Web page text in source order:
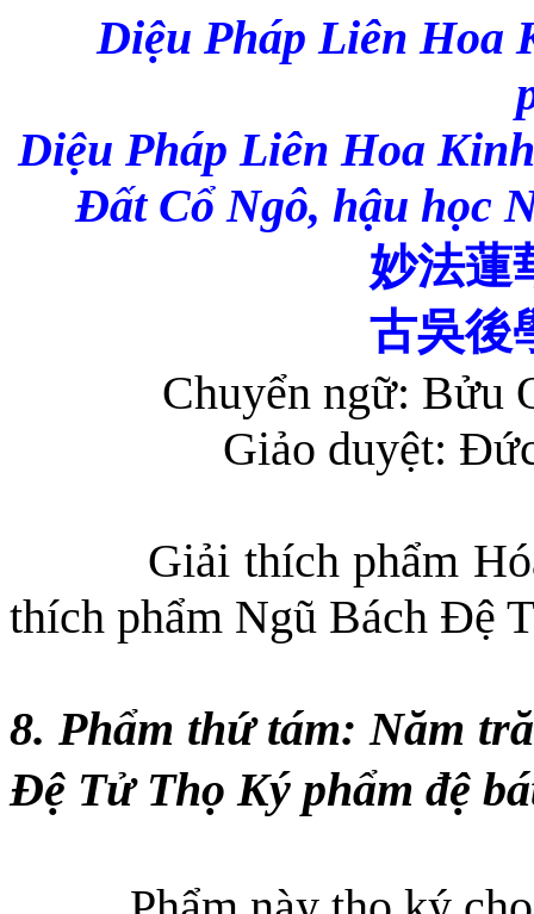
Diệu Pháp Liên Hoa
Diệu Pháp Liên Hoa
Đất Cổ Ngô, hậu học
妙法蓮
古吳後
Chuyển ngữ: Bửu
Giảo duyệt:
Giải thích phẩm
thích phẩm Ngũ Bách Đệ
8. Phẩm thứ tám: Năm
Đệ Tử Thọ Ký phẩm đệ